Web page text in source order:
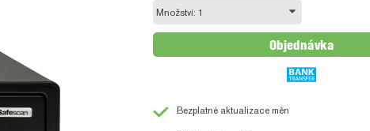
Objednávka
Bezplatné aktualizace měn